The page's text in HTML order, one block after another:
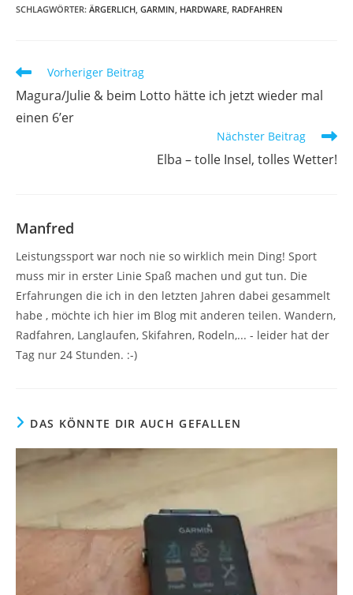
SCHLAGWÖRTER: ÄRGERLICH, GARMIN, HARDWARE, RADFAHREN
Weitere
ansehen
Vorheriger Beitrag
Magura/Julie & beim Lotto hätte ich jetzt wieder mal
einen 6’er
Nächster Beitrag
Elba – tolle Insel, tolles Wetter!
Manfred
Leistungssport war noch nie so wirklich mein Ding! Sport
muss mir in erster Linie Spaß machen und gut tun. Die
Erfahrungen die ich in den letzten Jahren dabei gesammelt
habe , möchte ich hier im Blog mit anderen teilen. Wandern,
Radfahren, Langlaufen, Skifahren, Rodeln,... - leider hat der
Tag nur 24 Stunden. :-)
DAS KÖNNTE DIR AUCH GEFALLEN